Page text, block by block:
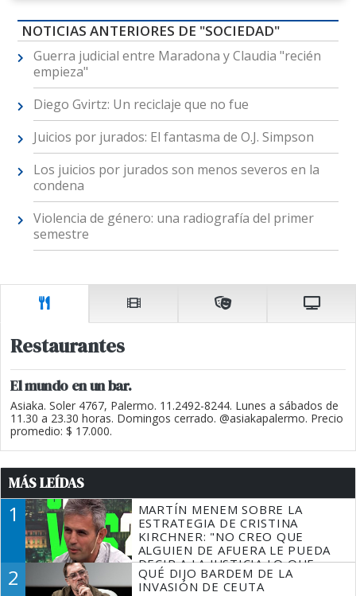
NOTICIAS ANTERIORES DE "SOCIEDAD"
Guerra judicial entre Maradona y Claudia "recién
empieza"
Diego Gvirtz: Un reciclaje que no fue
Juicios por jurados: El fantasma de O.J. Simpson
Los juicios por jurados son menos severos en la
condena
Violencia de género: una radiografía del primer
semestre
Restaurantes
El mundo en un bar.
Asiaka. Soler 4767, Palermo. 11.2492-8244. Lunes a sábados de
11.30 a 23.30 horas. Domingos cerrado. @asiakapalermo. Precio
promedio: $ 17.000.
MÁS LEÍDAS
1
MARTÍN MENEM SOBRE LA
ESTRATEGIA DE CRISTINA
KIRCHNER: "NO CREO QUE
ALGUIEN DE AFUERA LE PUEDA
DECIR A LA JUSTICIA LO QUE
TIENE QUE HACER"
2
QUÉ DIJO BARDEM DE LA
INVASIÓN DE CEUTA